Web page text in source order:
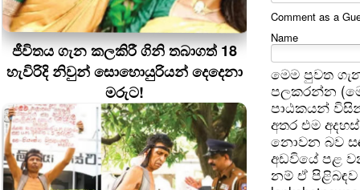
ජීවිතය ගැන කලකිරී ගිනි තබාගත් 18
හැවිරිදි නිවුන් සොහොයුරියන් දෙදෙනා
මරුට!
Comment as a
Name
මෙම පුවත
පලකරන්න
පාඨකයන්
අතර එම
නොවන බව
අඩවියේ පළ
නම් ඒ පිළිබඳව